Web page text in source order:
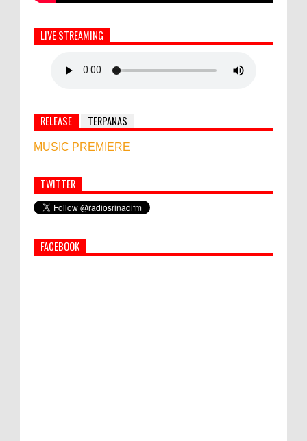
LIVE STREAMING
RELEASE TERPANAS
MUSIC PREMIERE
Simbol Persahabatan, RI Bangun Islamic Centre di
Afghanistan
PEMKAB KLUNGKUNG GELAR PASAR
TWITTER
FACEBOOK